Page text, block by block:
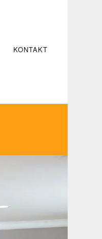
KONTAKT